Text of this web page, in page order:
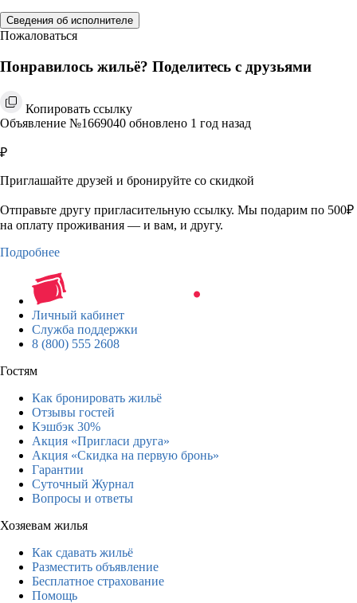
Сведения об исполнителе
Пожаловаться
Понравилось жильё? Поделитесь с друзьями
Копировать ссылку
Объявление №1669040 обновлено 1 год назад
₽
Приглашайте друзей и бронируйте со скидкой
Отправьте другу пригласительную ссылку. Мы подарим по 500₽
на оплату проживания — и вам, и другу.
Подробнее
Личный кабинет
Служба поддержки
8 (800) 555 2608
Гостям
Как бронировать жильё
Отзывы гостей
Кэшбэк 30%
Акция «Пригласи друга»
Акция «Скидка на первую бронь»
Гарантии
Суточный Журнал
Вопросы и ответы
Хозяевам жилья
Как сдавать жильё
Разместить объявление
Бесплатное страхование
Помощь